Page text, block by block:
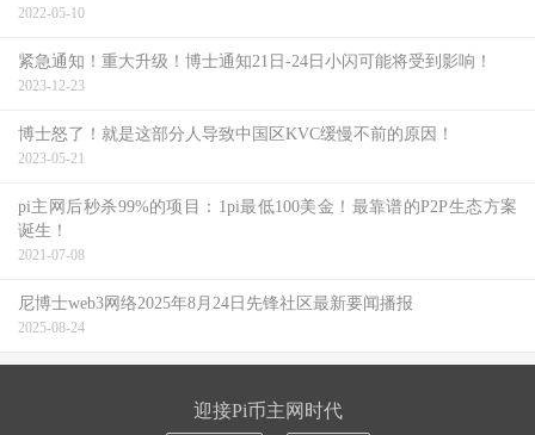
2022-05-10
紧急通知！重大升级！博士通知21日-24日小闪可能将受到影响！
2023-12-23
博士怒了！就是这部分人导致中国区KVC缓慢不前的原因！
2023-05-21
pi主网后秒杀99%的项目：1pi最低100美金！最靠谱的P2P生态方案
诞生！
2021-07-08
尼博士web3网络2025年8月24日先锋社区最新要闻播报
2025-08-24
迎接Pi币主网时代